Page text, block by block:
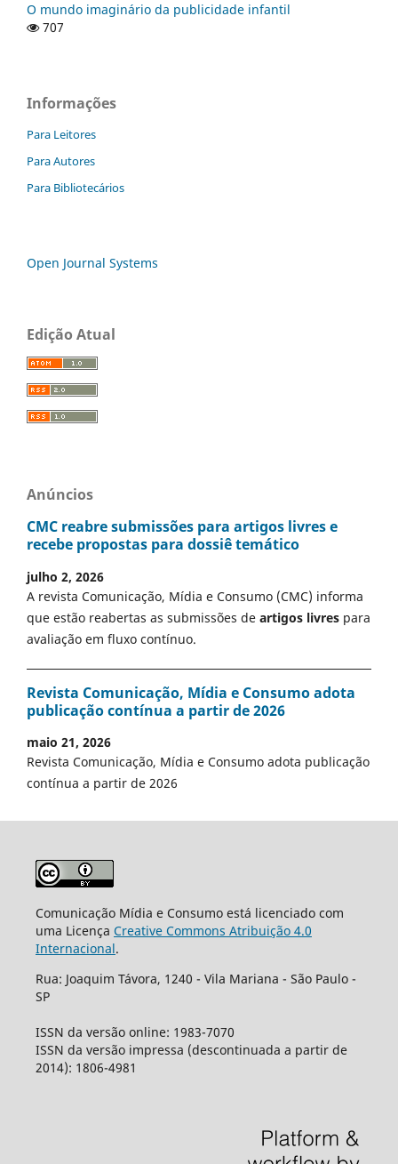
O mundo imaginário da publicidade infantil
707
Informações
Para Leitores
Para Autores
Para Bibliotecários
Open Journal Systems
Edição Atual
Anúncios
CMC reabre submissões para artigos livres e
recebe propostas para dossiê temático
julho 2, 2026
A revista Comunicação, Mídia e Consumo (CMC) informa
que estão reabertas as submissões de artigos livres para
avaliação em fluxo contínuo.
Revista Comunicação, Mídia e Consumo adota
publicação contínua a partir de 2026
maio 21, 2026
Revista Comunicação, Mídia e Consumo adota publicação
contínua a partir de 2026
Comunicação Mídia e Consumo está licenciado com
uma Licença Creative Commons Atribuição 4.0
Internacional.
Rua: Joaquim Távora, 1240 - Vila Mariana - São Paulo -
SP
ISSN da versão online: 1983-7070
ISSN da versão impressa (descontinuada a partir de
2014): 1806-4981